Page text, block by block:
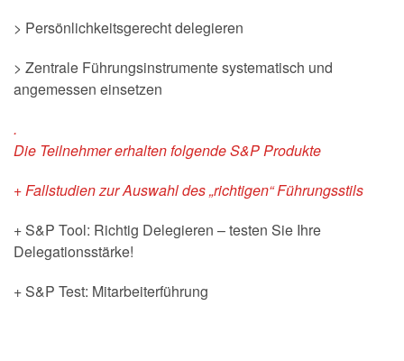
> Persönlichkeitsgerecht delegieren
> Zentrale Führungsinstrumente systematisch und
angemessen einsetzen
.
Die Teilnehmer erhalten folgende S&P Produkte
+ Fallstudien zur Auswahl des „richtigen“ Führungsstils
+ S&P Tool: Richtig Delegieren – testen Sie Ihre
Delegationsstärke!
+ S&P Test: Mitarbeiterführung